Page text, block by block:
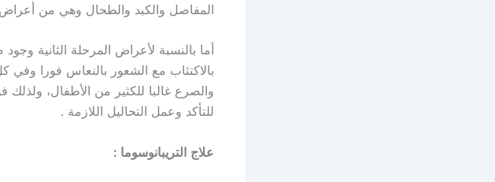
المفاصل والكبد والطحال وهي من
أما بالنسبة لأعراض المرحلة الثانية
بالاكتئاب مع الشعور بالنعاس فورا
والصرع غالبا للكثير من الأطفال،
للتأكد وعمل التحاليل اللازمة .
علاج التريبانوسوما :